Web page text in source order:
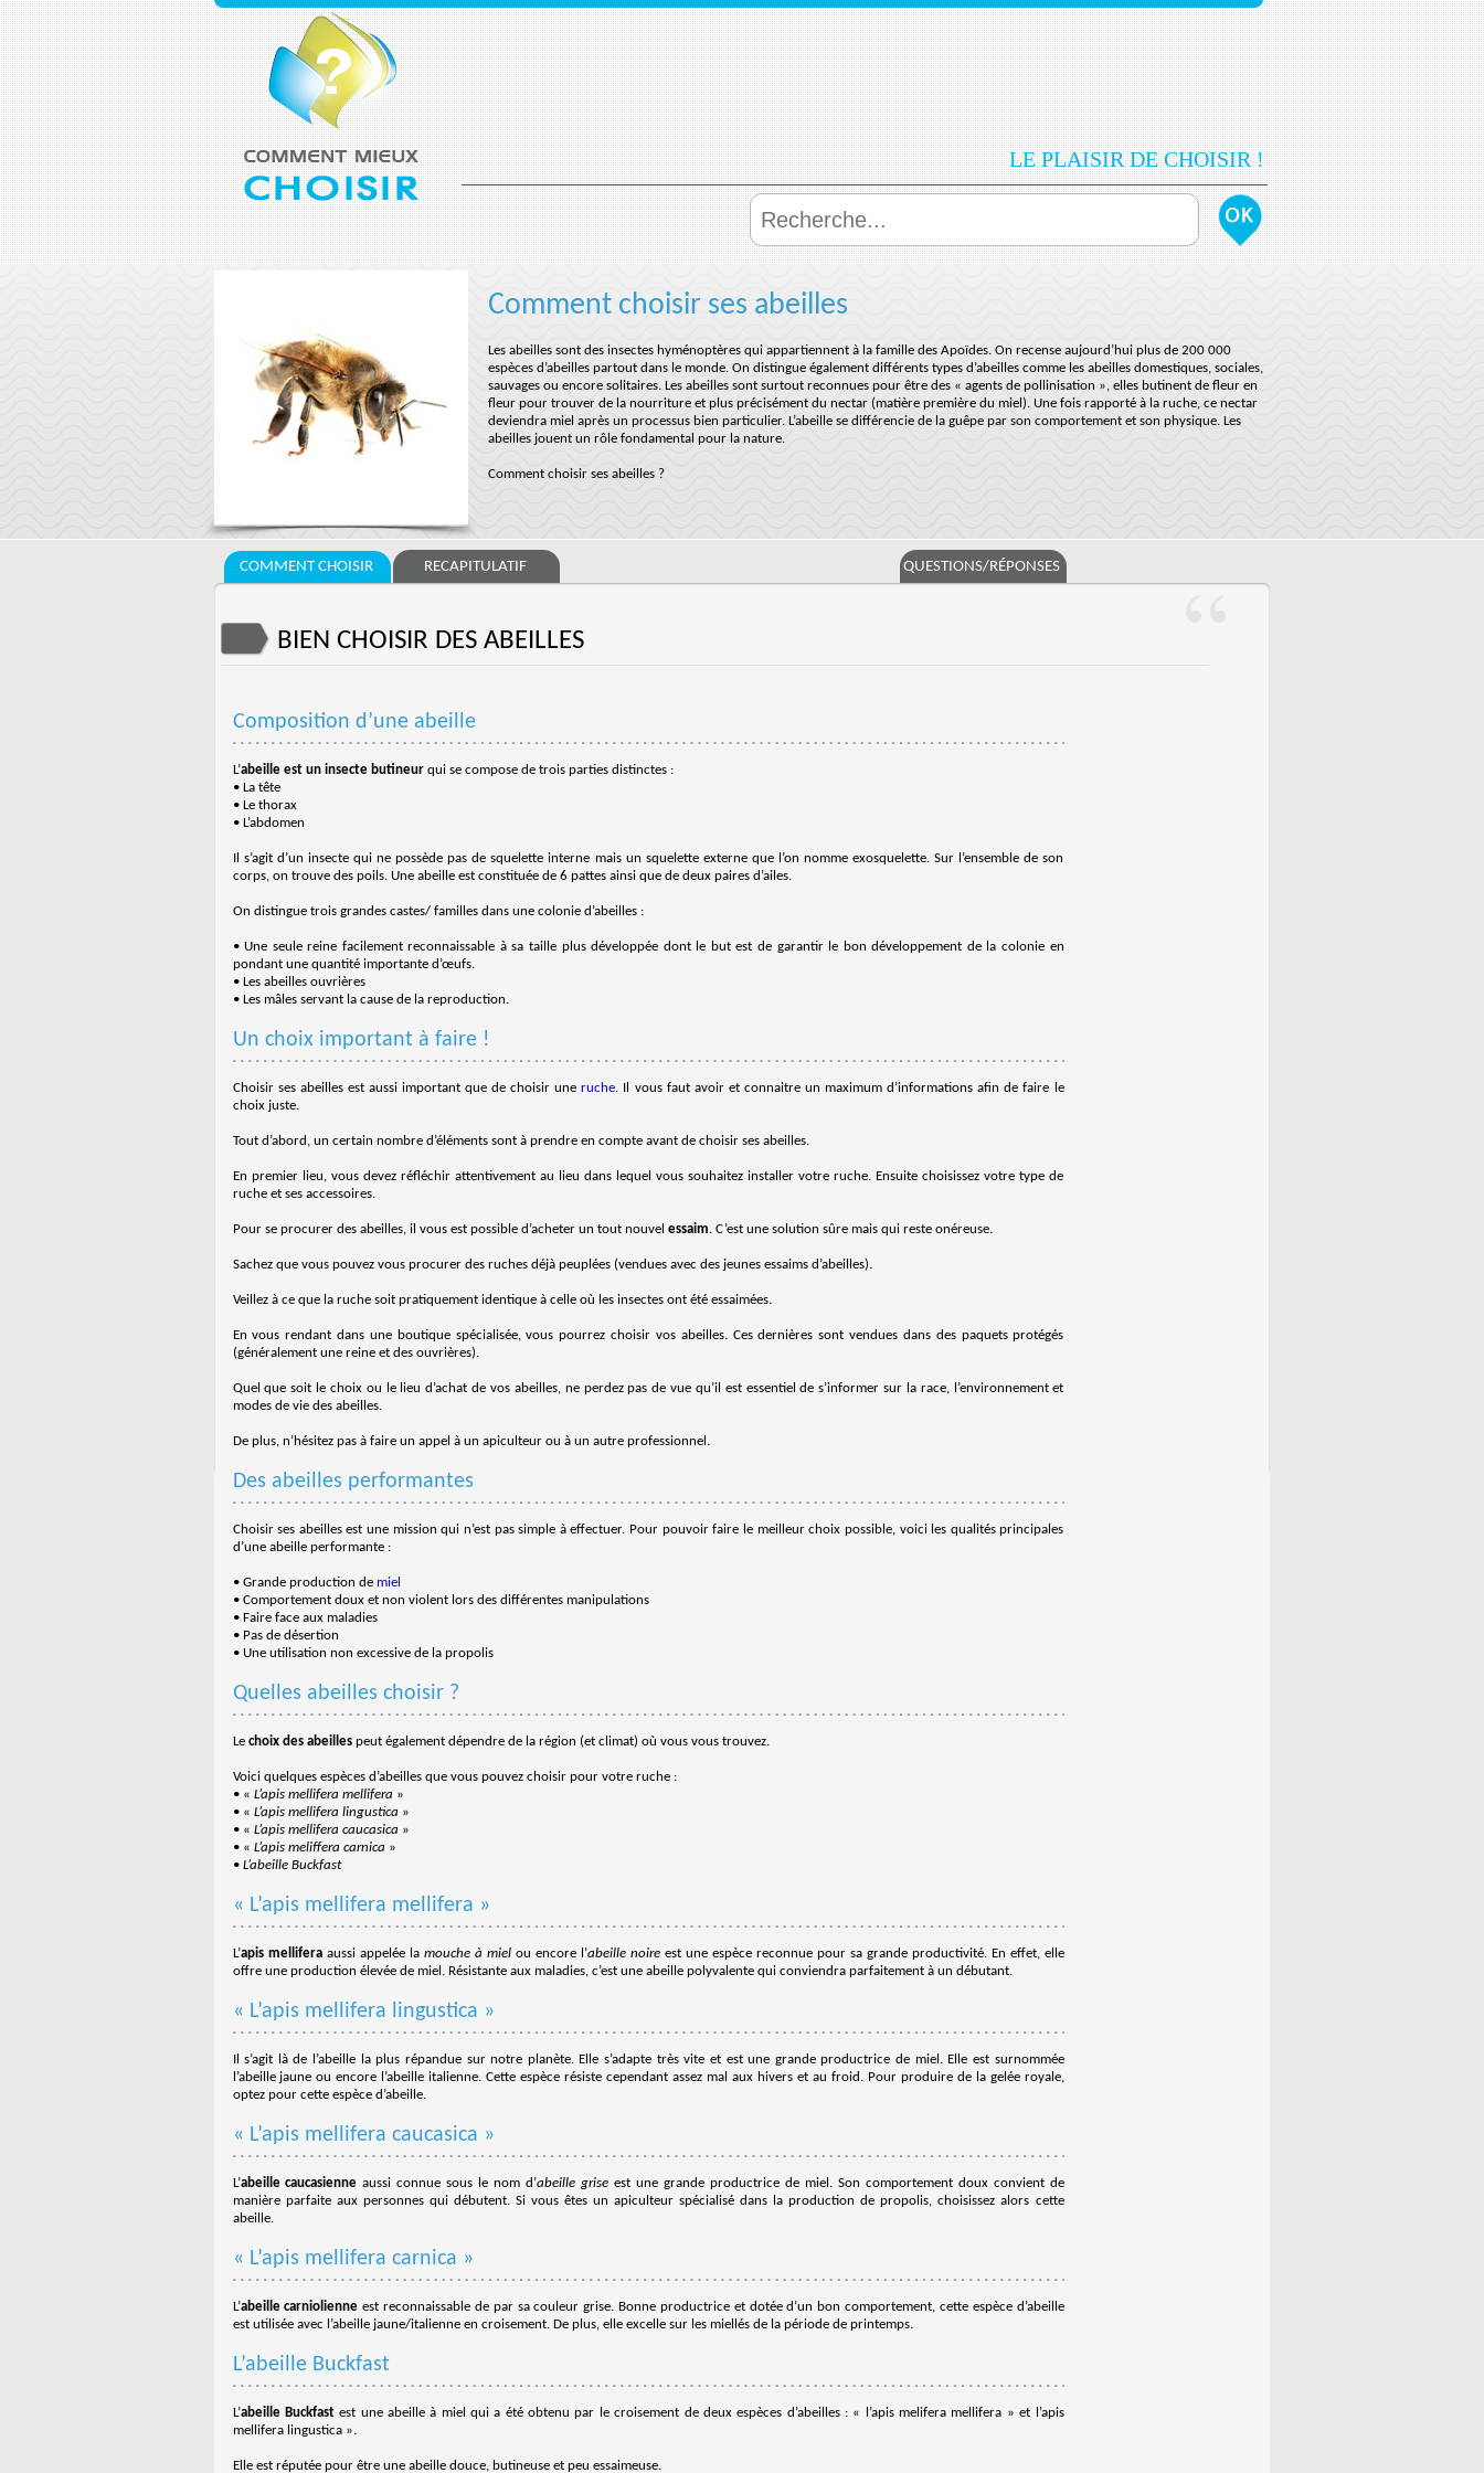
LE PLAISIR DE CHOISIR !
Comment choisir ses abeilles
Les abeilles sont des insectes hyménoptères qui appartiennent à la famille des Apoïdes. On recense aujourd’hui plus de 200 000
espèces d’abeilles partout dans le monde. On distingue également différents types d’abeilles comme les abeilles domestiques, sociales,
sauvages ou encore solitaires. Les abeilles sont surtout reconnues pour être des « agents de pollinisation », elles butinent de fleur en
fleur pour trouver de la nourriture et plus précisément du nectar (matière première du miel). Une fois rapporté à la ruche, ce nectar
deviendra miel après un processus bien particulier. L’abeille se différencie de la guêpe par son comportement et son physique. Les
abeilles jouent un rôle fondamental pour la nature.
Comment choisir ses abeilles ?
COMMENT CHOISIR RECAPITULATIF QUESTIONS/RÉPONSES
BIEN CHOISIR DES ABEILLES
Composition d’une abeille
L’abeille est un insecte butineurqui se compose de trois parties distinctes :
• La tête
• Le thorax
• L’abdomen
Il s’agit d’un insecte qui ne possède pas de squelette interne mais un squelette externe que l’on nomme exosquelette. Sur l’ensemble de son
corps, on trouve des poils. Une abeille est constituée de 6 pattes ainsi que de deux paires d’ailes.
On distingue trois grandes castes/ familles dans une colonie d’abeilles :
• Une seule reine facilement reconnaissable à sa taille plus développée dont le but est de garantir le bon développement de la colonie en
pondant une quantité importante d’œufs.
• Les abeilles ouvrières
• Les mâles servant la cause de la reproduction.
Un choix important à faire !
Choisir ses abeilles est aussi important que de choisir uneruche. Il vous faut avoir et connaitre un maximum d’informations afin de faire le
choix juste.
Tout d’abord, un certain nombre d’éléments sont à prendre en compte avant de choisir ses abeilles.
En premier lieu, vous devez réfléchir attentivement au lieu dans lequel vous souhaitez installer votre ruche. Ensuite choisissez votre type de
ruche et ses accessoires.
Pour se procurer des abeilles, il vous est possible d’acheter un tout nouvel essaim. C’est une solution sûre mais qui reste onéreuse.
Sachez que vous pouvez vous procurer des ruches déjà peuplées (vendues avec des jeunes essaims d’abeilles).
Veillez à ce que la ruche soit pratiquement identique à celle où les insectes ont été essaimées.
En vous rendant dans une boutique spécialisée, vous pourrez choisir vos abeilles. Ces dernières sont vendues dans des paquets protégés
(généralement une reine et des ouvrières).
Quel que soit le choix ou le lieu d’achat de vos abeilles, ne perdez pas de vue qu’il est essentiel de s’informer sur la race, l’environnement et
modes de vie des abeilles.
De plus, n’hésitez pas à faire un appel à un apiculteur ou à un autre professionnel.
Des abeilles performantes
Choisir ses abeilles est une mission qui n’est pas simple à effectuer. Pour pouvoir faire le meilleur choix possible, voici les qualités principales
d’une abeille performante :
• Grande production de miel
• Comportement doux et non violent lors des différentes manipulations
• Faire face aux maladies
• Pas de désertion
• Une utilisation non excessive de la propolis
Quelles abeilles choisir ?
Le choix des abeillespeut également dépendre de la région (et climat) où vous vous trouvez.
Voici quelques espèces d’abeilles que vous pouvez choisir pour votre ruche :
• « L’apis mellifera mellifera »
• « L’apis mellifera lingustica »
• « L’apis mellifera caucasica »
• « L’apis meliffera carnica »
• L’abeille Buckfast
« L’apis mellifera mellifera »
L’apis melliferaaussi appelée la mouche à mielou encore l’abeille noireest une espèce reconnue pour sa grande productivité. En effet, elle
offre une production élevée de miel. Résistante aux maladies, c’est une abeille polyvalente qui conviendra parfaitement à un débutant.
« L’apis mellifera lingustica »
Il s’agit là de l’abeille la plus répandue sur notre planète. Elle s’adapte très vite et est une grande productrice de miel. Elle est surnommée
l’abeille jaune ou encore l’abeille italienne. Cette espèce résiste cependant assez mal aux hivers et au froid. Pour produire de la gelée royale,
optez pour cette espèce d’abeille.
« L’apis mellifera caucasica »
L’abeille caucasienne aussi connue sous le nom d’abeille grise est une grande productrice de miel. Son comportement doux convient de
manière parfaite aux personnes qui débutent. Si vous êtes un apiculteur spécialisé dans la production de propolis, choisissez alors cette
abeille.
« L’apis mellifera carnica »
L’abeille carniolienne est reconnaissable de par sa couleur grise. Bonne productrice et dotée d’un bon comportement, cette espèce d’abeille
est utilisée avec l’abeille jaune/italienne en croisement. De plus, elle excelle sur les miellés de la période de printemps.
L’abeille Buckfast
L’abeille Buckfastest une abeille à miel qui a été obtenu par le croisement de deux espèces d’abeilles : « l’apis melifera mellifera » et l’apis
mellifera lingustica ».
Elle est réputée pour être une abeille douce, butineuse et peu essaimeuse.